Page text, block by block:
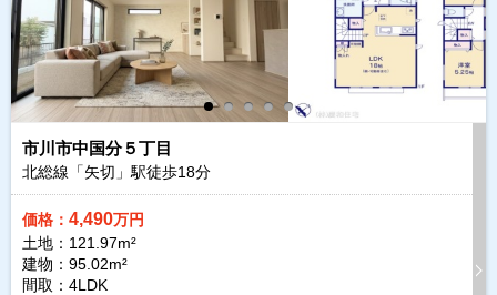
市川市中国分５丁目
北総線「矢切」駅徒歩18分
価格： 4,490万円
土地：121.97m²
建物：95.02m²
間取：4LDK